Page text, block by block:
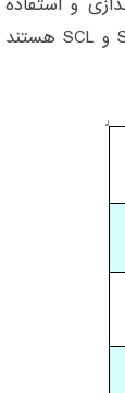
کنید. در این تصویر به ترتیب پایه های GPIO2 و GPIO3 پایه های SDA و SCL هستند